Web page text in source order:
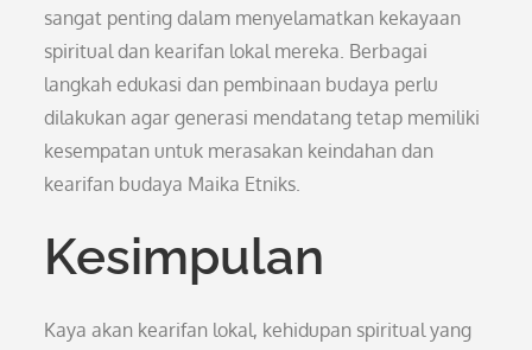
sangat penting dalam menyelamatkan kekayaan
spiritual dan kearifan lokal mereka. Berbagai
langkah edukasi dan pembinaan budaya perlu
dilakukan agar generasi mendatang tetap memiliki
kesempatan untuk merasakan keindahan dan
kearifan budaya Maika Etniks.
Kesimpulan
Kaya akan kearifan lokal, kehidupan spiritual yang